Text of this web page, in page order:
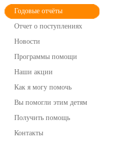
Годовые отчёты
Отчет о поступлениях
Новости
Программы помощи
Наши акции
Как я могу помочь
Вы помогли этим детям
Получить помощь
Контакты